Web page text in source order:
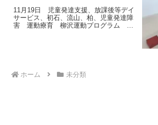
11月19日 児童発達支援、放課後等デイ
サービス、初石、流山、柏、児童発達障
害 運動療育 柳沢運動プログラム こ
ホーム 未分類